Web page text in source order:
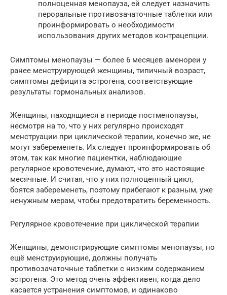
полноценная менопауза, ей следует назначить
пероральные противозачаточные таблетки или
проинформировать о необходимости
использования других методов контрацепции.
Симптомы менопаузы — более 6 месяцев аменореи у
ранее менструирующей женщины, типичный возраст,
симптомы дефицита эстрогена, соответствующие
результаты гормональных анализов.
Женщины, находящиеся в периоде постменопаузы,
несмотря на то, что у них регулярно происходят
менструации при циклической терапии, конечно же, не
могут забеременеть. Их следует проинформировать об
этом, так как многие пациентки, наблюдающие
регулярное кровотечение, думают, что это настоящие
месячные. И считая, что у них полноценный цикл,
боятся забеременеть, поэтому прибегают к разным, уже
ненужным мерам, чтобы предотвратить беременность.
Регулярное кровотечение при циклической терапии
Женщины, демонстрирующие симптомы менопаузы, но
ещё менструирующие, должны получать
противозачаточные таблетки с низким содержанием
эстрогена. Это метод очень эффективен, когда дело
касается устранения симптомов, и одинаково